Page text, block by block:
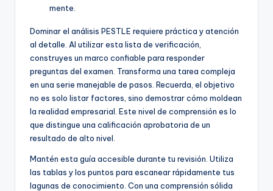
mente.
Dominar el análisis PESTLE requiere práctica y atención
al detalle. Al utilizar esta lista de verificación,
construyes un marco confiable para responder
preguntas del examen. Transforma una tarea compleja
en una serie manejable de pasos. Recuerda, el objetivo
no es solo listar factores, sino demostrar cómo moldean
la realidad empresarial. Este nivel de comprensión es lo
que distingue una calificación aprobatoria de un
resultado de alto nivel.
Mantén esta guía accesible durante tu revisión. Utiliza
las tablas y los puntos para escanear rápidamente tus
lagunas de conocimiento. Con una comprensión sólida